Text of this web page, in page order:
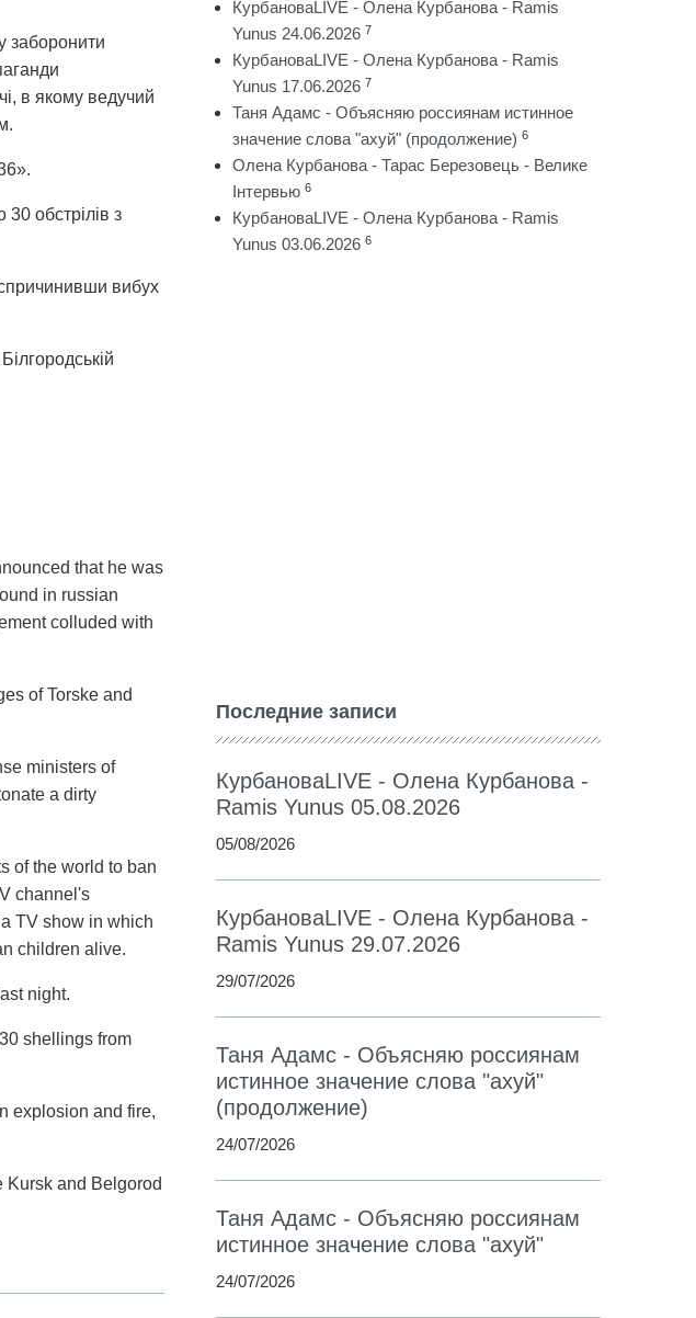
заборонити
в якому ведучий
обстрілів з
спричинивши вибух
that he was
in russian
colluded with
of Torske and
ministers of
a dirty
of the world to ban
channel's
TV show in which
children alive.
night.
shellings from
explosion and fire,
and Belgorod
КурбановаLIVE - Олена Курбанова - Ramis
Yunus 24.06.2026 7
КурбановаLIVE - Олена Курбанова - Ramis
Yunus 17.06.2026 7
Таня Адамс - Объясняю россиянам истинное
значение слова "ахуй" (продолжение) 6
Олена Курбанова - Тарас Березовець - Велике
Інтервью 6
КурбановаLIVE - Олена Курбанова - Ramis
Yunus 03.06.2026 6
Последние записи
КурбановаLIVE - Олена Курбанова -
Ramis Yunus 05.08.2026
05/08/2026
КурбановаLIVE - Олена Курбанова -
Ramis Yunus 29.07.2026
29/07/2026
Таня Адамс - Объясняю россиянам
истинное значение слова "ахуй"
(продолжение)
24/07/2026
Таня Адамс - Объясняю россиянам
истинное значение слова "ахуй"
24/07/2026